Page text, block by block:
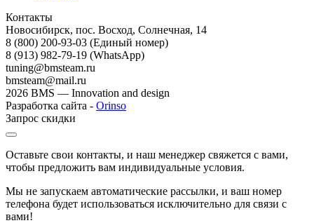
Контакты
Новосибирск, пос. Восход, Солнечная, 14
8 (800) 200-93-03 (Единый номер)
8 (913) 982-79-19 (WhatsApp)
tuning@bmsteam.ru
bmsteam@mail.ru
2026 BMS — Innovation and design
Разработка сайта - Orinso
Запрос скидки
Оставьте свои контакты, и наш менеджер свяжется с вами,
чтобы предложить вам индивидуальные условия.
Мы не запускаем автоматические рассылки, и ваш номер
телефона будет использоваться исключительно для связи с
вами!